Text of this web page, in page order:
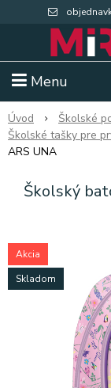
Menu
Extra výpredaj zásob
Úvod Školské
Školské tašky pre
ARS UNA
Školský
Akcia
Skladom